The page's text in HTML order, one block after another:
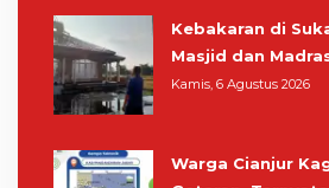
Kebakaran di
Masjid dan
Kamis, 6 Agustus 2026
Warga Cianjur